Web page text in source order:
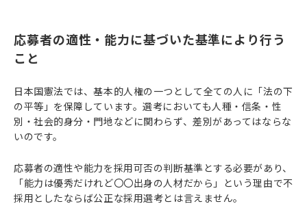
応募者の適性・能力に基づいた基準により行う
こと
日本国憲法では、基本的人権の一つとして全ての人に「法の下
の平等」を保障しています。選考においても人種・信条・性
別・社会的身分・門地などに関わらず、差別があってはならな
いのです。
応募者の適性や能力を採用可否の判断基準とする必要があり、
「能力は優秀だけれど〇〇出身の人材だから」という理由で不
採用としたならば公正な採用選考とは言えません。